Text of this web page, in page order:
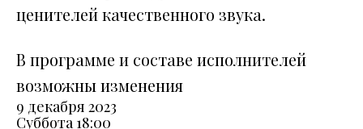
ценителей качественного звука.
В программе и составе исполнителей
возможны изменения
9 декабря 2023
Суббота 18:00